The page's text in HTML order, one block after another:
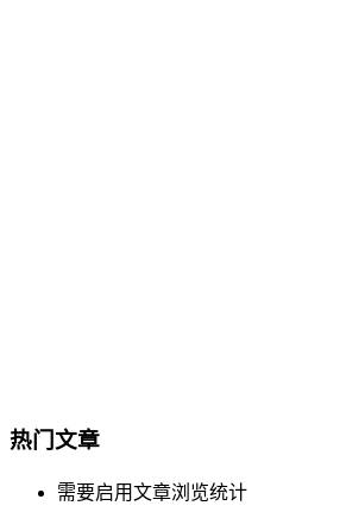
热门文章
需要启用文章浏览统计